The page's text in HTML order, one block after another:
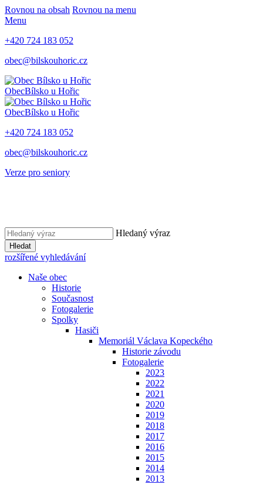
Rovnou na obsah Rovnou na menu
Menu
+420 724 183 052
obec@bilskouhoric.cz
ObecBílsko u Hořic
ObecBílsko u Hořic
+420 724 183 052
obec@bilskouhoric.cz
Verze pro seniory
Hledaný výraz
Hledat
rozšířené vyhledávání
Naše obec
Historie
Současnost
Fotogalerie
Spolky
Hasiči
Memoriál Václava Kopeckého
Historie závodu
Fotogalerie
2023
2022
2021
2020
2019
2018
2017
2016
2015
2014
2013